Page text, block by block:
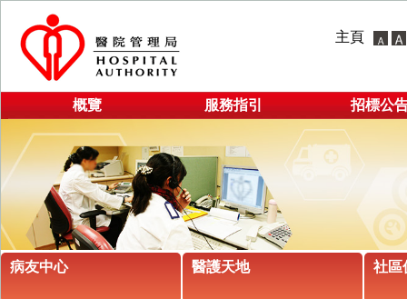
主頁
概覽 服務指引 招標公
病友中心 醫護天地 社區